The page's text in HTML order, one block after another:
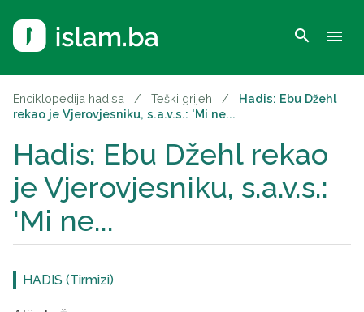
search menu
Enciklopedija hadisa / Teški grijeh /
Hadis: Ebu Džehl
rekao je Vjerovjesniku, s.a.v.s.: 'Mi ne...
Hadis: Ebu Džehl rekao
je Vjerovjesniku, s.a.v.s.:
'Mi ne...
HADIS (Tirmizi)